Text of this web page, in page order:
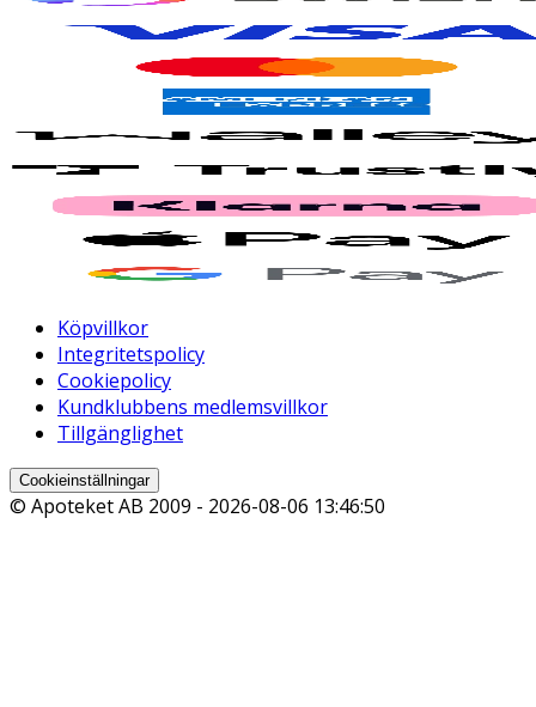
Köpvillkor
Integritetspolicy
Cookiepolicy
Kundklubbens medlemsvillkor
Tillgänglighet
Cookieinställningar
© Apoteket AB 2009 - 2026-08-06 13:46:50